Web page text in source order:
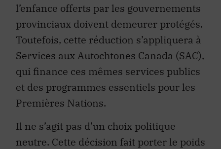
l’enfance offerts par les gouvernements
provinciaux doivent demeurer protégés.
Toutefois, cette réduction s’appliquera à
Services aux Autochtones Canada (SAC),
qui finance ces mêmes services publics
et des programmes essentiels pour les
Premières Nations.
Il ne s’agit pas d’un choix politique
neutre. Cette décision fait porter le poids